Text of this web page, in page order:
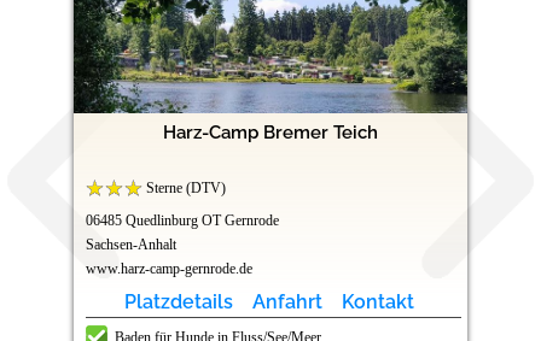
Harz-Camp Bremer Teich
Sterne (DTV)
06485 Quedlinburg OT Gernrode
Sachsen-Anhalt
www.harz-camp-gernrode.de
Platzdetails Anfahrt Kontakt
Baden für Hunde in Fluss/See/Meer